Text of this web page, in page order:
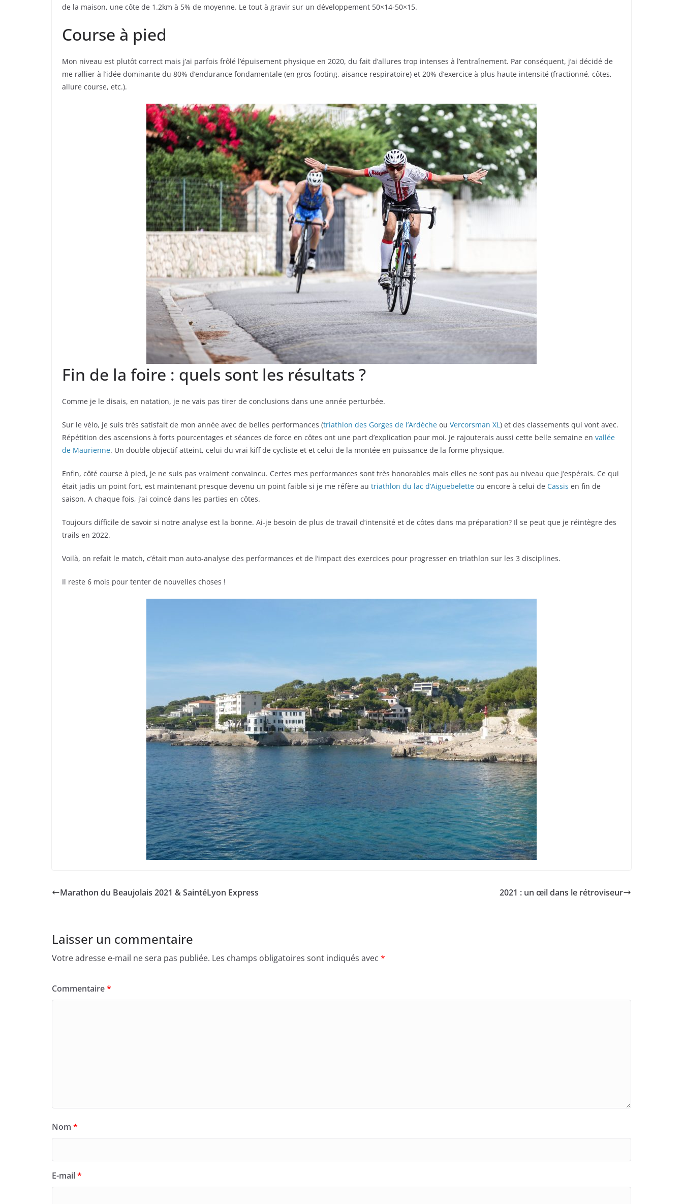
de la maison, une côte de 1.2km à 5% de moyenne. Le tout à gravir sur un développement 50×14-50×15.
Course à pied
Mon niveau est plutôt correct mais j’ai parfois frôlé l’épuisement physique en 2020, du fait d’allures trop intenses à l’entraînement. Par conséquent, j’ai décidé de
me rallier à l’idée dominante du 80% d’endurance fondamentale (en gros footing, aisance respiratoire) et 20% d’exercice à plus haute intensité (fractionné, côtes,
allure course, etc.).
Fin de la foire : quels sont les résultats ?
Comme je le disais, en natation, je ne vais pas tirer de conclusions dans une année perturbée.
Sur le vélo, je suis très satisfait de mon année avec de belles performances (triathlon des Gorges de l’Ardèche ou Vercorsman XL) et des classements qui vont avec.
Répétition des ascensions à forts pourcentages et séances de force en côtes ont une part d’explication pour moi. Je rajouterais aussi cette belle semaine en vallée
de Maurienne. Un double objectif atteint, celui du vrai kiff de cycliste et et celui de la montée en puissance de la forme physique.
Enfin, côté course à pied, je ne suis pas vraiment convaincu. Certes mes performances sont très honorables mais elles ne sont pas au niveau que j’espérais. Ce qui
était jadis un point fort, est maintenant presque devenu un point faible si je me réfère au triathlon du lac d’Aiguebelette ou encore à celui de Cassis en fin de
saison. A chaque fois, j’ai coincé dans les parties en côtes.
Toujours difficile de savoir si notre analyse est la bonne. Ai-je besoin de plus de travail d’intensité et de côtes dans ma préparation? Il se peut que je réintègre des
trails en 2022.
Voilà, on refait le match, c’était mon auto-analyse des performances et de l’impact des exercices pour progresser en triathlon sur les 3 disciplines.
Il reste 6 mois pour tenter de nouvelles choses !
Marathon du Beaujolais 2021 & SaintéLyon Express 2021 : un œil dans le rétroviseur
Laisser un commentaire
Votre adresse e-mail ne sera pas publiée. Les champs obligatoires sont indiqués avec *
Commentaire*
Nom *
E-mail*